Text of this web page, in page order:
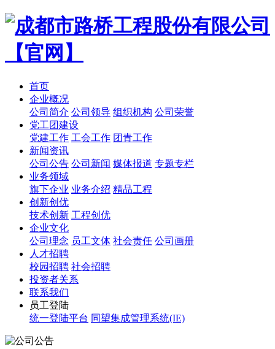
首页
企业概况
公司简介 公司领导 组织机构 公司荣誉
党工团建设
党建工作 工会工作 团青工作
新闻资讯
公司公告 公司新闻 媒体报道 专题专栏
业务领域
旗下企业 业务介绍 精品工程
创新创优
技术创新 工程创优
企业文化
公司理念 员工文体 社会责任 公司画册
人才招聘
校园招聘 社会招聘
投资者关系
联系我们
员工登陆
统一登陆平台 同望集成管理系统(IE)